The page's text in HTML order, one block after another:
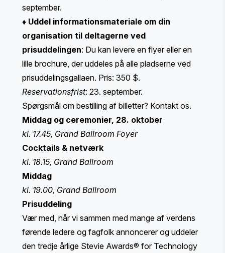
september.
♦ Uddel informationsmateriale om din
organisation til deltagerne ved
prisuddelingen: Du kan levere en flyer eller en
lille brochure, der uddeles på alle pladserne ved
prisuddelingsgallaen. Pris: 350 $.
Reservationsfrist: 23. september.
Spørgsmål om bestilling af billetter? Kontakt os.
Middag og ceremonier, 28. oktober
kl. 17.45, Grand Ballroom Foyer
Cocktails & netværk
kl. 18.15, Grand Ballroom
Middag
kl. 19.00, Grand Ballroom
Prisuddeling
Vær med, når vi sammen med mange af verdens
førende ledere og fagfolk annoncerer og uddeler
den tredje årlige Stevie Awards® for Technology